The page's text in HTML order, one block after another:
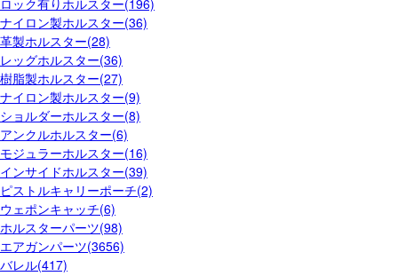
ナイロン製ホルスター(36)
革製ホルスター(28)
レッグホルスター(36)
樹脂製ホルスター(27)
ナイロン製ホルスター(9)
ショルダーホルスター(8)
アンクルホルスター(6)
モジュラーホルスター(16)
インサイドホルスター(39)
ピストルキャリーポーチ(2)
ウェポンキャッチ(6)
ホルスターパーツ(98)
エアガンパーツ(3656)
バレル(417)